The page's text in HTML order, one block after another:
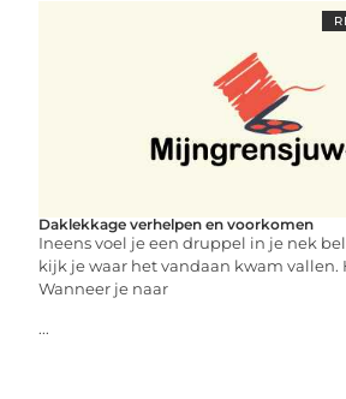
Daklekkage verhelpen en voorkomen
Ineens voel je een druppel in je nek
kijk je waar het vandaan kwam vallen.
Wanneer je naar
...